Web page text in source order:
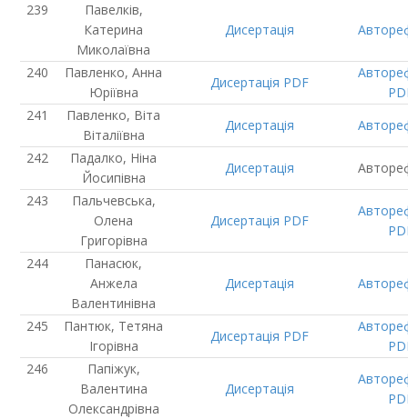
Павелків,
Катерина
Миколаївна
Дисертація
Павленко, Анна
Юріївна
Дисертація PDF
Павленко, Віта
Віталіївна
Дисертація
Падалко, Ніна
Йосипівна
Дисертація
Пальчевська,
Олена
Григорівна
Дисертація PDF
Панасюк,
Анжела
Валентинівна
Дисертація
Пантюк, Тетяна
Ігорівна
Дисертація PDF
Папіжук,
Валентина
Олександрівна
Дисертація